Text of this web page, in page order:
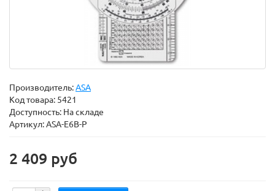
Производитель:ASA
Код товара: 5421
Доступность: На складе
Артикул: ASA-E6B-P
2 409 руб